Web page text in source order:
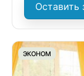
Оставить
ЭКОНОМ